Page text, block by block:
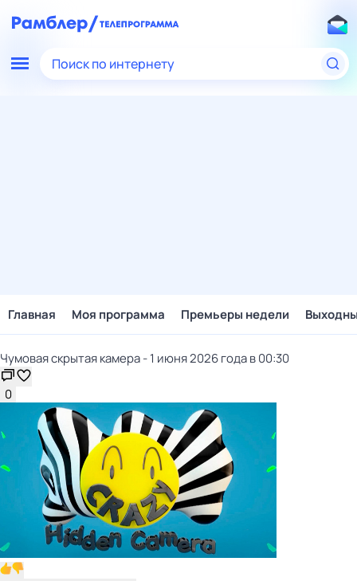
Поиск по интернету
Главная Моя программа Премьеры недели
Чумовая скрытая камера - 1 июня 2026 года в 00:30
0